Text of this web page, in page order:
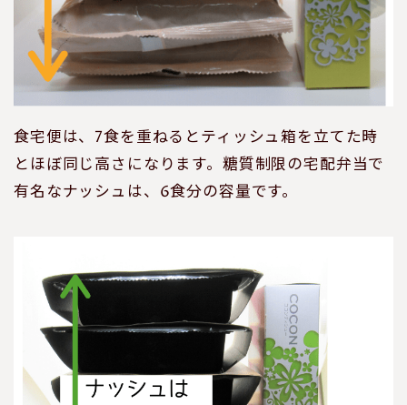
食宅便は、7食を重ねるとティッシュ箱を立てた時
とほぼ同じ高さになります。糖質制限の宅配弁当で
有名なナッシュは、6食分の容量です。